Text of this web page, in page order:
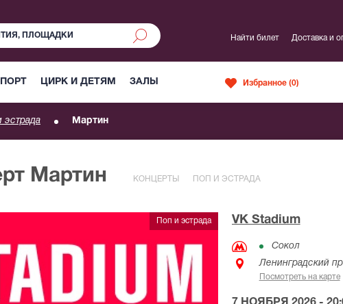
ЦИРК И ДЕТЯМ ЗАЛЫ
Найти билет Доставка и
Избранное (0)
эстрада Мартин
Мартин КОНЦЕРТЫ ПОП И ЭСТРАДА
Поп и эстрада VK Stadium
Сокол
Ленинградский
Посмотреть на карте